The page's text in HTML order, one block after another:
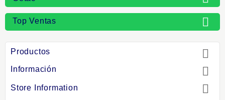
Top Ventas 
Productos 
Información 
Store Information 